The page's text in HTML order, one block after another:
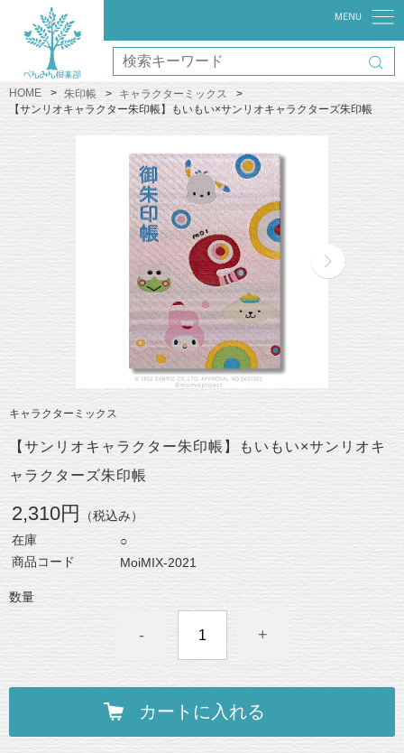
HOME 朱印帳
キャラクターミックス
【サンリオキャラクター朱印帳】もいもい×サンリオキャラクターズ朱印帳
キャラクターミックス
【サンリオキャラクター朱印帳】もいもい×サンリオキ
ャラクターズ朱印帳
2,310円
（税込み）
在庫
○
商品コード
MoiMIX-2021
数量
- +
カートに入れる